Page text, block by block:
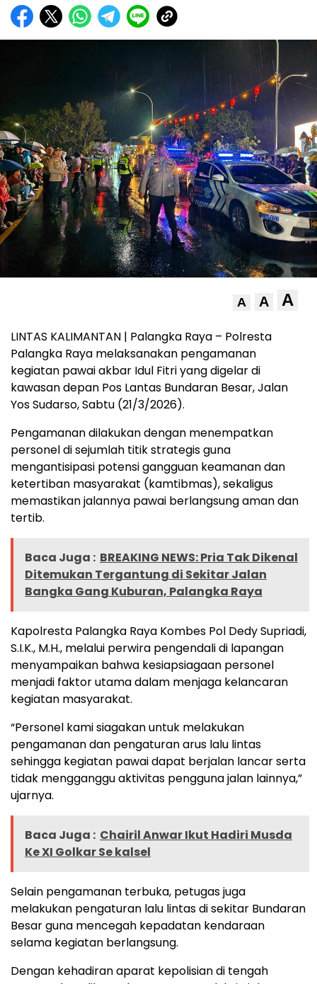
A A A
LINTAS KALIMANTAN | Palangka Raya – Polresta
Palangka Raya melaksanakan pengamanan
kegiatan pawai akbar Idul Fitri yang digelar di
kawasan depan Pos Lantas Bundaran Besar, Jalan
Yos Sudarso, Sabtu (21/3/2026).
Pengamanan dilakukan dengan menempatkan
personel di sejumlah titik strategis guna
mengantisipasi potensi gangguan keamanan dan
ketertiban masyarakat (kamtibmas), sekaligus
memastikan jalannya pawai berlangsung aman dan
tertib.
Baca Juga : BREAKING NEWS: Pria Tak Dikenal
Ditemukan Tergantung di Sekitar Jalan
Bangka Gang Kuburan, Palangka Raya
Kapolresta Palangka Raya Kombes Pol Dedy Supriadi,
S.I.K., M.H., melalui perwira pengendali di lapangan
menyampaikan bahwa kesiapsiagaan personel
menjadi faktor utama dalam menjaga kelancaran
kegiatan masyarakat.
“Personel kami siagakan untuk melakukan
pengamanan dan pengaturan arus lalu lintas
sehingga kegiatan pawai dapat berjalan lancar serta
tidak mengganggu aktivitas pengguna jalan lainnya,”
ujarnya.
Baca Juga : Chairil Anwar Ikut Hadiri Musda
Ke XI Golkar Se kalsel
Selain pengamanan terbuka, petugas juga
melakukan pengaturan lalu lintas di sekitar Bundaran
Besar guna mencegah kepadatan kendaraan
selama kegiatan berlangsung.
Dengan kehadiran aparat kepolisian di tengah